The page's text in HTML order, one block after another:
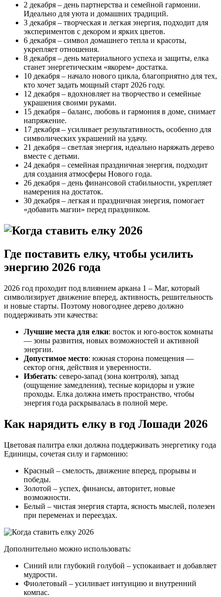
2 декабря – день партнерства и семейной гармонии.
Идеально для уюта и домашних традиций.
3 декабря – творческая и легкая энергия, подходит для
экспериментов с декором и ярких цветов.
6 декабря – символ домашнего тепла и красоты,
укрепляет отношения.
8 декабря – день материального успеха и защиты, елка
станет энергетическим «якорем» достатка.
10 декабря – начало нового цикла, благоприятно для тех,
кто хочет задать мощный старт 2026 году.
12 декабря – вдохновляет на творчество и семейные
украшения своими руками.
15 декабря – баланс, любовь и гармония в доме, снимает
напряжение.
17 декабря – усиливает результативность, особенно для
символических украшений на удачу.
21 декабря – светлая энергия, идеально наряжать дерево
вместе с детьми.
24 декабря – семейная праздничная энергия, подходит
для создания атмосферы Нового года.
26 декабря – день финансовой стабильности, укрепляет
намерения на достаток.
30 декабря – легкая и праздничная энергия, помогает
«добавить магии» перед праздником.
Где поставить елку, чтобы усилить
энергию 2026 года
2026 год проходит под влиянием аркана 1 – Маг, который
символизирует движение вперед, активность, решительность
и новые старты. Поэтому новогоднее дерево должно
поддерживать эти качества:
Лучшие места для елки: восток и юго-восток комнаты
— зоны развития, новых возможностей и активной
энергии.
Допустимое место: южная сторона помещения —
сектор огня, действия и уверенности.
Избегать: северо-запад (зона контроля), запад
(ощущение замедления), тесные коридоры и узкие
проходы. Елка должна иметь пространство, чтобы
энергия года раскрывалась в полной мере.
Как нарядить елку в год Лошади 2026
Цветовая палитра елки должна поддерживать энергетику года
Единицы, сочетая силу и гармонию:
Красный – смелость, движение вперед, прорывы и
победы.
Золотой – успех, финансы, авторитет, новые
возможности.
Белый – чистая энергия старта, ясность мыслей, полезен
при переменах и переездах.
Дополнительно можно использовать:
Синий или глубокий голубой – успокаивает и добавляет
мудрости.
Фиолетовый – усиливает интуицию и внутренний
компас.